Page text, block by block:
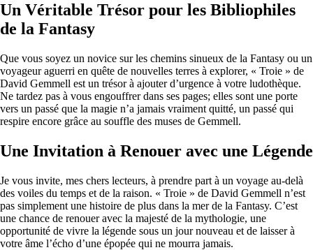
Un Véritable Trésor pour les Bibliophiles
de la Fantasy
Que vous soyez un novice sur les chemins sinueux de la Fantasy ou un
voyageur aguerri en quête de nouvelles terres à explorer, « Troie » de
David Gemmell est un trésor à ajouter d’urgence à votre ludothèque.
Ne tardez pas à vous engouffrer dans ses pages; elles sont une porte
vers un passé que la magie n’a jamais vraiment quitté, un passé qui
respire encore grâce au souffle des muses de Gemmell.
Une Invitation à Renouer avec une Légende
Je vous invite, mes chers lecteurs, à prendre part à un voyage au-delà
des voiles du temps et de la raison. « Troie » de David Gemmell n’est
pas simplement une histoire de plus dans la mer de la Fantasy. C’est
une chance de renouer avec la majesté de la mythologie, une
opportunité de vivre la légende sous un jour nouveau et de laisser à
votre âme l’écho d’une épopée qui ne mourra jamais.